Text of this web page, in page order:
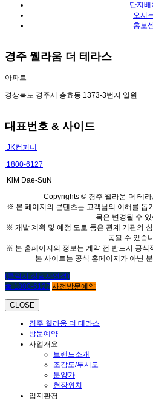
단지배
오시
홍보
경주 웰라움 더 테라스
아파트
경상북도 경주시 충효동 1373-3번지 일원
대표번호 & 사이드
JK컴퍼니
1800-6127
KiM Dae-SuN
Copyrights © 경주 웰라움 더 테
※ 본 페이지의 콘텐츠는 고객님의 이해를 돕
목은 변경될 수
※ 개발 계획 및 예정 도로 등은 관계 기관의
동될 수 있습
※ 본 홈페이지의 정보는 계약 전 반드시 공식
본 사이트는 공식 홈페이지가 아닌
(클릭시 상담사연결)
☎ 1800-6127 사전방문예약
CLOSE
경주 웰라움 더 테라스
방문예약
사업개요
브랜드소개
조감도/투시도
분양가
현장위치
입지환경